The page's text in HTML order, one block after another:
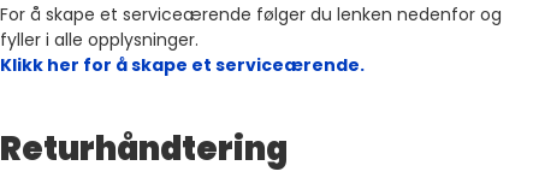
For å skape et serviceærende følger du lenken nedenfor og
fyller i alle opplysninger.
Klikk her for å skape et serviceærende.
Returhåndtering